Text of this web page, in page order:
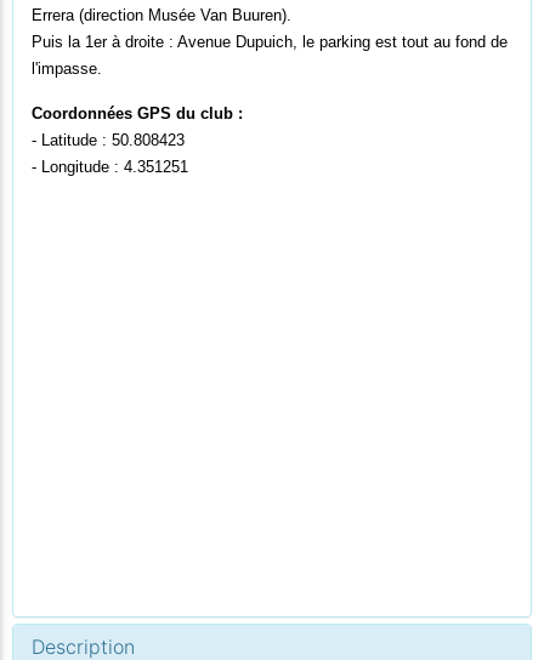
Errera (direction Musée Van Buuren).
Puis la 1er à droite : Avenue Dupuich, le parking est tout au fond de
l'impasse.
Coordonnées GPS du club :
- Latitude : 50.808423
- Longitude : 4.351251
Description